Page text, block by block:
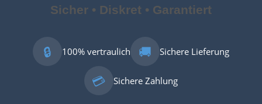
Sicher • Diskret • Garantiert
🔒 100% vertraulich 🚚 Sichere Lieferung
💳 Sichere Zahlung